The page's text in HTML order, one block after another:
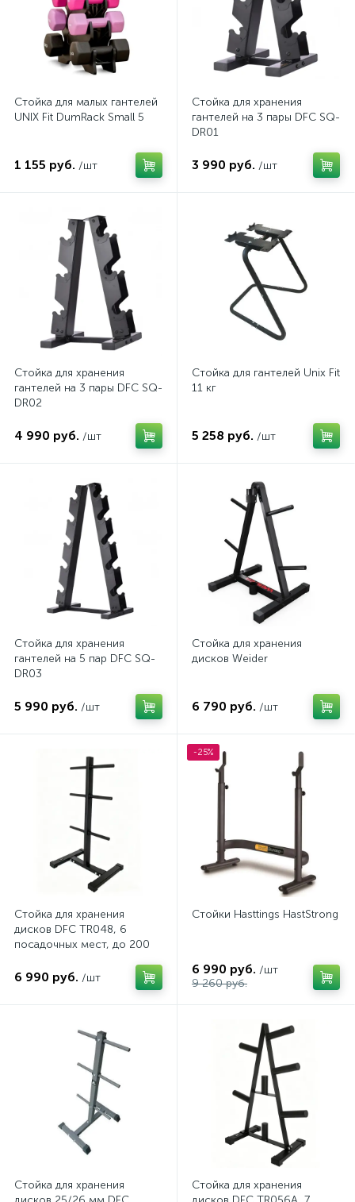
Стойка для малых гантелей
UNIX Fit DumRack Small 5
1 155 руб. /шт
Стойка для хранения
гантелей на 3 пары DFC SQ-
DR01
3 990 руб. /шт
Стойка для хранения
гантелей на 3 пары DFC SQ-
DR02
4 990 руб. /шт
Стойка для гантелей Unix Fit
11 кг
5 258 руб. /шт
Стойка для хранения
гантелей на 5 пар DFC SQ-
DR03
5 990 руб. /шт
Стойка для хранения
дисков Weider
6 790 руб. /шт
Стойка для хранения
дисков DFC TR048, 6
посадочных мест, до 200
6 990 руб. /шт
-25%
Стойки Hasttings HastStrong
6 990 руб. /шт
9 260 руб.
Стойка для хранения
Стойка для хранения